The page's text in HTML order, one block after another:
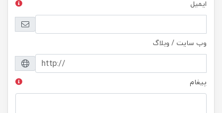
ایمیل
وب سایت / وبلاگ
پیغام